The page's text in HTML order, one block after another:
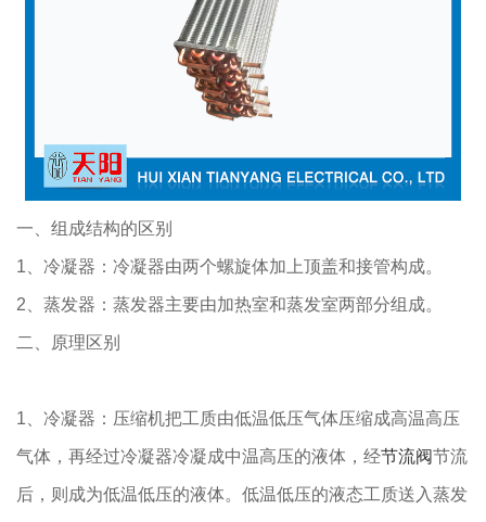
一、组成结构的区别
1、冷凝器：冷凝器由两个螺旋体加上顶盖和接管构成。
2、蒸发器：蒸发器主要由加热室和蒸发室两部分组成。
二、原理区别
1、冷凝器：压缩机把工质由低温低压气体压缩成高温高压
气体，再经过冷凝器冷凝成中温高压的液体，经节流阀节流
后，则成为低温低压的液体。低温低压的液态工质送入蒸发